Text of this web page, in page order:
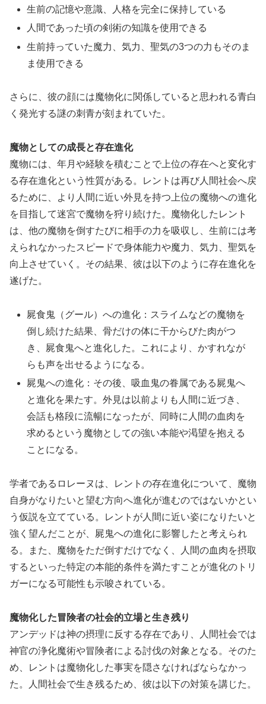
生前の記憶や意識、人格を完全に保持している
人間であった頃の剣術の知識を使用できる
生前持っていた魔力、気力、聖気の3つの力もそのま
ま使用できる
さらに、彼の顔には魔物化に関係していると思われる青白
く発光する謎の刺青が刻まれていた。
魔物としての成長と存在進化
魔物には、年月や経験を積むことで上位の存在へと変化す
る存在進化という性質がある。レントは再び人間社会へ戻
るために、より人間に近い外見を持つ上位の魔物への進化
を目指して迷宮で魔物を狩り続けた。魔物化したレント
は、他の魔物を倒すたびに相手の力を吸収し、生前には考
えられなかったスピードで身体能力や魔力、気力、聖気を
向上させていく。その結果、彼は以下のように存在進化を
遂げた。
屍食鬼（グール）への進化：スライムなどの魔物を
倒し続けた結果、骨だけの体に干からびた肉がつ
き、屍食鬼へと進化した。これにより、かすれなが
らも声を出せるようになる。
屍鬼への進化：その後、吸血鬼の眷属である屍鬼へ
と進化を果たす。外見は以前よりも人間に近づき、
会話も格段に流暢になったが、同時に人間の血肉を
求めるという魔物としての強い本能や渇望を抱える
ことになる。
学者であるロレーヌは、レントの存在進化について、魔物
自身がなりたいと望む方向へ進化が進むのではないかとい
う仮説を立てている。レントが人間に近い姿になりたいと
強く望んだことが、屍鬼への進化に影響したと考えられ
る。また、魔物をただ倒すだけでなく、人間の血肉を摂取
するといった特定の本能的条件を満たすことが進化のトリ
ガーになる可能性も示唆されている。
魔物化した冒険者の社会的立場と生き残り
アンデッドは神の摂理に反する存在であり、人間社会では
神官の浄化魔術や冒険者による討伐の対象となる。そのた
め、レントは魔物化した事実を隠さなければならなかっ
た。人間社会で生き残るため、彼は以下の対策を講じた。